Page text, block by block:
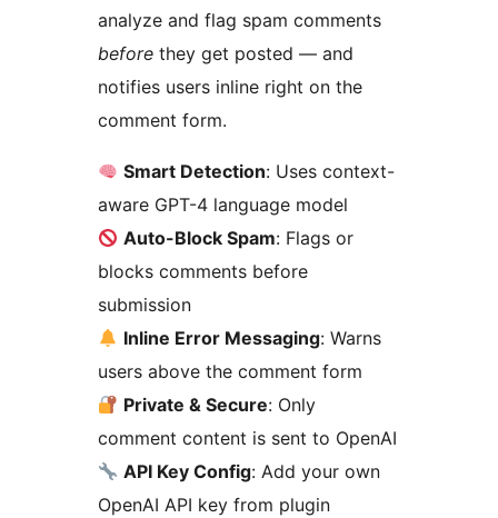
analyze and flag spam comments
before they get posted — and
notifies users inline right on the
comment form.
Smart Detection: Uses context-
aware GPT-4 language model
Auto-Block Spam: Flags or
blocks comments before
submission
Inline Error Messaging: Warns
users above the comment form
Private & Secure: Only
comment content is sent to OpenAI
API Key Config: Add your own
OpenAI API key from plugin